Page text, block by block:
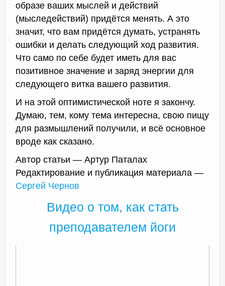
образе ваших мыслей и действий
(мыследействий) придётся менять. А это
значит, что вам придётся думать, устранять
ошибки и делать следующий ход развития.
Что само по себе будет иметь для вас
позитивное значение и заряд энергии для
следующего витка вашего развития.
И на этой оптимистической ноте я закончу.
Думаю, тем, кому тема интересна, свою пищу
для размышлений получили, и всё основное
вроде как сказано.
Автор статьи — Артур Паталах
Редактирование и публикация материала —
Сергей Чернов
Видео о том, как стать
преподавателем йоги